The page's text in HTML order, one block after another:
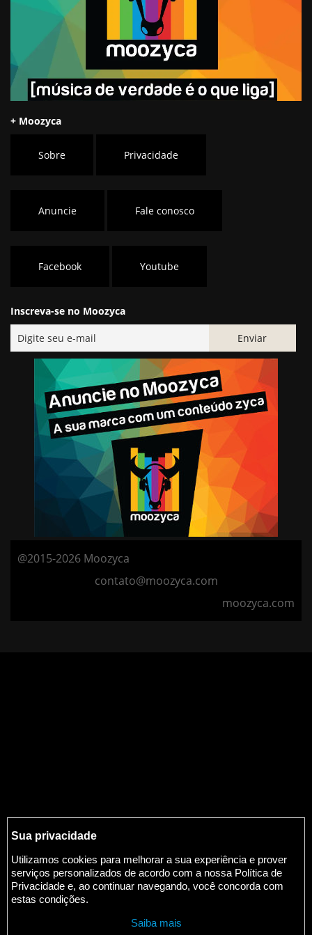
+ Moozyca
Sobre Privacidade
Anuncie Fale conosco
Facebook Youtube
Inscreva-se no Moozyca
@2015-2026 Moozyca
contato@moozyca.com
moozyca.com
Sua privacidade
Utilizamos cookies para melhorar a sua experiência e prover
serviços personalizados de acordo com a nossa Política de
Privacidade e, ao continuar navegando, você concorda com
estas condições.
Saiba mais